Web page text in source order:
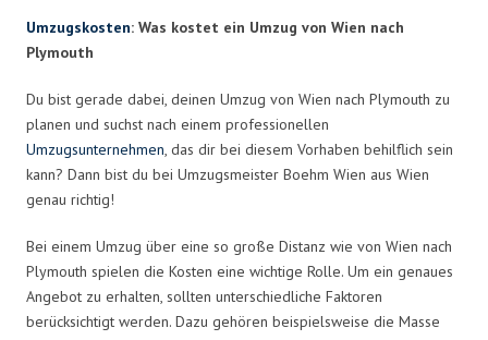
Umzugskosten: Was kostet ein Umzug von Wien nach
Plymouth
Du bist gerade dabei, deinen Umzug von Wien nach Plymouth zu
planen und suchst nach einem professionellen
Umzugsunternehmen, das dir bei diesem Vorhaben behilflich sein
kann? Dann bist du bei Umzugsmeister Boehm Wien aus Wien
genau richtig!
Bei einem Umzug über eine so große Distanz wie von Wien nach
Plymouth spielen die Kosten eine wichtige Rolle. Um ein genaues
Angebot zu erhalten, sollten unterschiedliche Faktoren
berücksichtigt werden. Dazu gehören beispielsweise die Masse